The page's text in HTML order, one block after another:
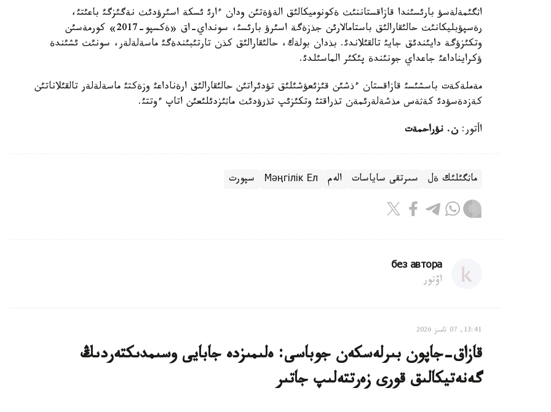
اثگئمةلةسؤ بارئسئندا قازاقستاننئث ةكونوميكالئق الةؤةتئن ودان ءارئ ئسكة اسئرؤدئث نةگئزگئ باعئتئ،
رةسپؤبليكانئث حالئقارالئق باستامالارئن جذزةگة اسئرؤ بارئسئ، سونداي-اق «ةكسپو-2017» كورمةسئن
وتكئزؤگة دايئندئق جايئ تالقئلاندئ. بذدان بولةك، حالئقارالئق كذن تارتئبئندةگئ ماسةلةلةر، سونئث ئشئندة
ؤكرايناداعئ جاعداي جونئندة پئكئر الماسئلدئ.
مةملةكةت باسشئسئ قازاقستان ءذشئن قئزئعؤشئلئق تؤدئراتئن حالئقارالئق ارةناداعئ وزةكتئ ماسةلةلةر تالقئلاناتئن
كةزدةسؤدئ كةثةس مذشةلةرئمةن تذراقتئ وتكئزئپ تذرؤدئث ماثئزدئلئعئن اتاپ ءوتتئ.
اأتور:ن. نؤراحمةت
ماثگئلئك ةل سىرتقى ساياسات الەم Мәңгілік Ел سپورت
без автора
اۆتور
13:41, 07 تامىز 2026
قازاق-جاپون بىرلەسكەن جوباسى: ەلىمىزدە جابايى وسىمدىكتەردىڭ
گەنەتيكالىق قورى زەرتتەلىپ جاتىر